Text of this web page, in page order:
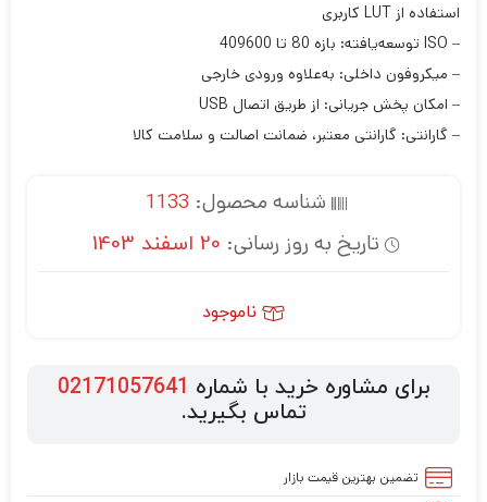
استفاده از LUT کاربری
– ISO توسعه‌یافته: بازه 80 تا 409600
– میکروفون داخلی: به‌علاوه ورودی خارجی
– امکان پخش جریانی: از طریق اتصال USB
– گارانتی: گارانتی معتبر، ضمانت اصالت و سلامت کالا
شناسه محصول: 1133
تاریخ به روز رسانی: 20 اسفند 1403
ناموجود
برای مشاوره خرید با شماره 02171057641
تماس بگیرید.
تضمین بهترین قیمت بازار